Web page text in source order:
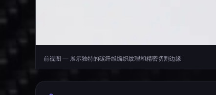
前视图 — 展示独特的碳纤维编织纹理和精密切割边缘